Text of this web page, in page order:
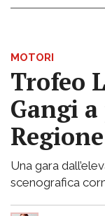
MOTORI
Trofeo
Gangi
Una gara
scenografica